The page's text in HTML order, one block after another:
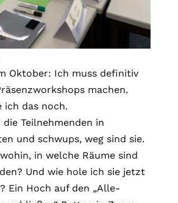
Oktober: Ich muss definitiv
machen.
ich das noch.
Teilnehmenden in
und schwups, weg sind sie.
in welche Räume sind
Und wie hole ich sie jetzt
Ein Hoch auf den „Alle-